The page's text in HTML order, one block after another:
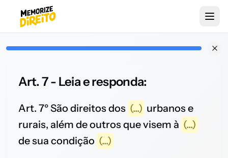
Art. 7 - Leia e responda:
Art. 7º São direitos dos (...) urbanos e
rurais, além de outros que visem à (...)
de sua condição (...)